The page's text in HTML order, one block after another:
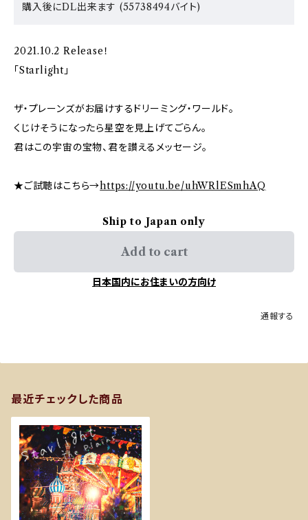
購入後にDL出来ます (55738494バイト)
2021.10.2 Release！
「Starlight」
ザ・プレーンズがお届けするドリーミング・ワールド。
くじけそうになったら星空を見上げてごらん。
君はこの宇宙の宝物、君を讃えるメッセージ。
★ご試聴はこちら→https://youtu.be/uhWRlESmhAQ
Ship to Japan only
Add to cart
日本国内にお住まいの方向け
通報する
最近チェックした商品